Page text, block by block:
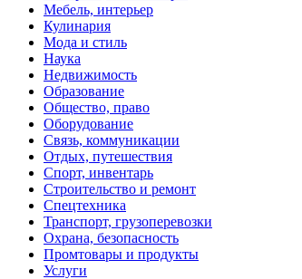
Мебель, интерьер
Кулинария
Мода и стиль
Наука
Недвижимость
Образование
Общество, право
Оборудование
Связь, коммуникации
Отдых, путешествия
Спорт, инвентарь
Строительство и ремонт
Спецтехника
Транспорт, грузоперевозки
Охрана, безопасность
Промтовары и продукты
Услуги